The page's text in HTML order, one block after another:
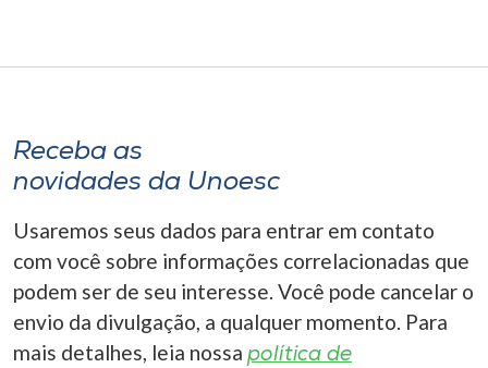
A+
Receba as
novidades da Unoesc
Usaremos seus dados para entrar em contato
com você sobre informações correlacionadas que
podem ser de seu interesse. Você pode cancelar o
envio da divulgação, a qualquer momento. Para
mais detalhes, leia nossa política de